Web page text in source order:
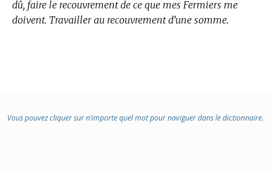
dû, faire le recouvrement de ce que mes Fermiers me
doivent. Travailler au recouvrement d’une somme.
Vous pouvez cliquer sur n’importe quel mot pour naviguer dans le dictionnaire.